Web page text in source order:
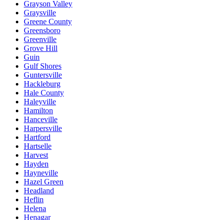
Grayson Valley
Graysville
Greene County
Greensboro
Greenville
Grove Hill
Guin
Gulf Shores
Guntersville
Hackleburg
Hale County
Haleyville
Hamilton
Hanceville
Harpersville
Hartford
Hartselle
Harvest
Hayden
Hayneville
Hazel Green
Headland
Heflin
Helena
Henagar